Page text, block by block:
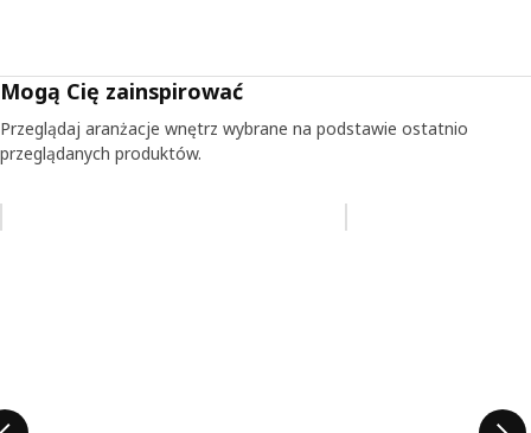
Mogą Cię zainspirować
Przeglądaj aranżacje wnętrz wybrane na podstawie ostatnio
przeglądanych produktów.